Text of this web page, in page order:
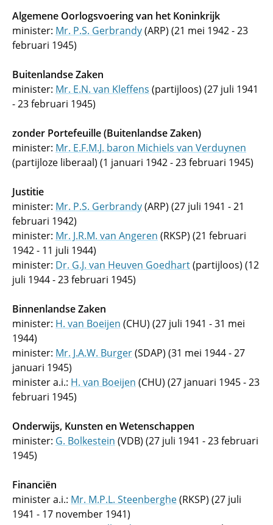
Algemene Oorlogsvoering van het Koninkrijk
minister: Mr. P.S. Gerbrandy(ARP) (21 mei 1942 - 23
februari 1945)
Buitenlandse Zaken
minister: Mr. E.N. van Kleffens (partijloos) (27 juli 1941
- 23 februari 1945)
zonder Portefeuille (Buitenlandse Zaken)
minister: Mr. E.F.M.J. baron Michiels van Verduynen
(partijloze liberaal) (1 januari 1942 - 23 februari 1945)
Justitie
minister: Mr. P.S. Gerbrandy(ARP) (27 juli 1941 - 21
februari 1942)
minister: Mr. J.R.M. van Angeren (RKSP) (21 februari
1942 - 11 juli 1944)
minister: Dr. G.J. van Heuven Goedhart(partijloos) (12
juli 1944 - 23 februari 1945)
Binnenlandse Zaken
minister: H. van Boeijen (CHU) (27 juli 1941 - 31 mei
1944)
minister: Mr. J.A.W. Burger(SDAP) (31 mei 1944 - 27
januari 1945)
minister a.i.: H. van Boeijen (CHU) (27 januari 1945 - 23
februari 1945)
Onderwijs, Kunsten en Wetenschappen
minister: G. Bolkestein (VDB) (27 juli 1941 - 23 februari
1945)
Financiën
minister a.i.: Mr. M.P.L. Steenberghe(RKSP) (27 juli
1941 - 17 november 1941)